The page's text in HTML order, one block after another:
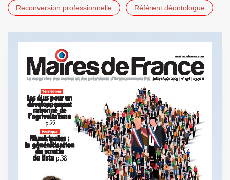
Reconversion professionnelle Référent déontologue